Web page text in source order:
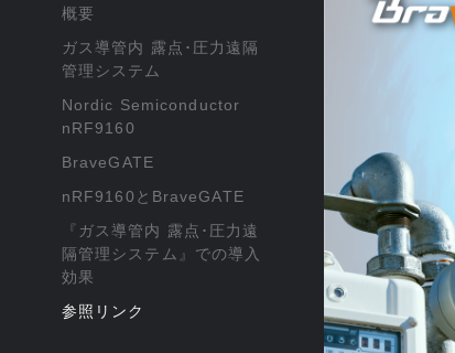
概要
ガス導管内 露点･圧力遠隔
管理システム
Nordic Semiconductor
nRF9160
BraveGATE
nRF9160とBraveGATE
『ガス導管内 露点･圧力遠
隔管理システム』での導入
効果
参照リンク